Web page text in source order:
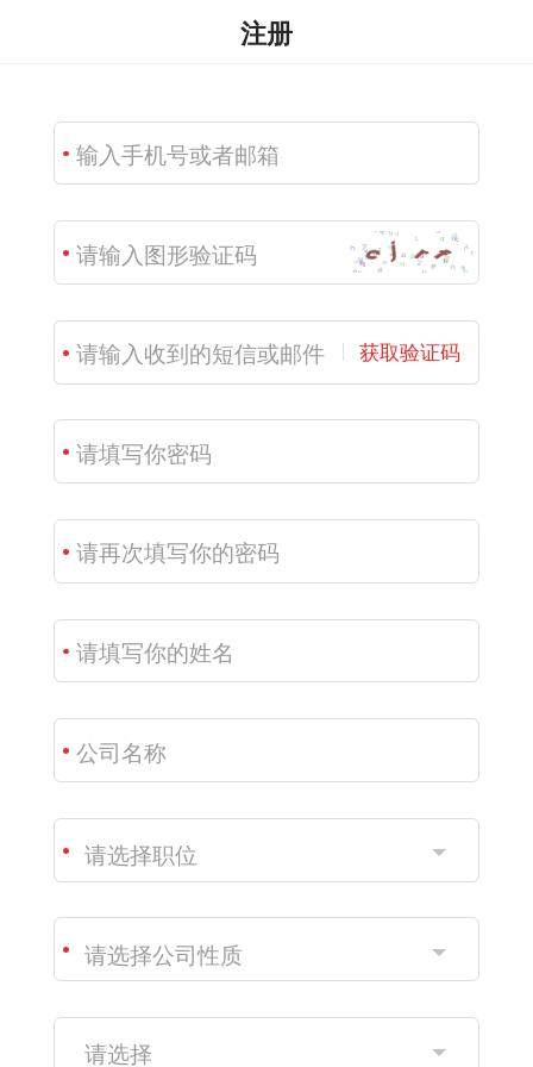
注册
获取验证码